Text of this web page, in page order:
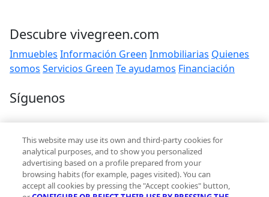
Descubre vivegreen.com
Inmuebles Información Green Inmobiliarias Quienes
somos Servicios Green Te ayudamos Financiación
Síguenos
Contacto
hola@vivegreen.com
This website may use its own and third-party cookies for
analytical purposes, and to show you personalized
advertising based on a profile prepared from your
browsing habits (for example, pages visited). You can
accept all cookies by pressing the "Accept cookies" button,